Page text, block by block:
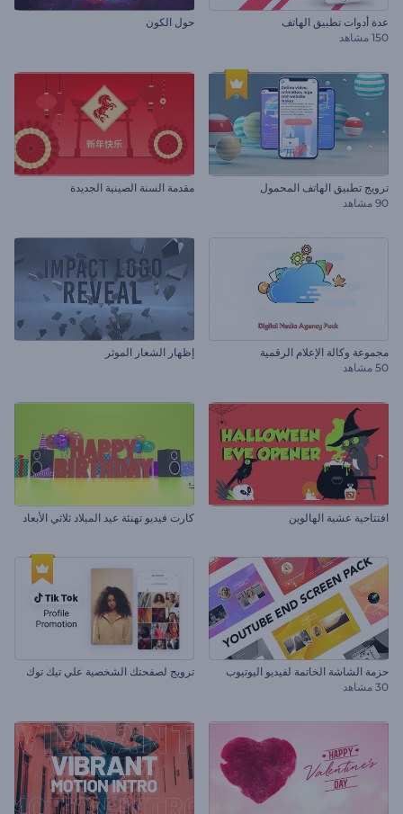
عدة أدوات تطبيق الهاتف
150 مشاهد
حول الكون
ترويج تطبيق الهاتف المحمول
90 مشاهد
مقدمة السنة الصينية الجديدة
مجموعة وكالة الإعلام الرقمية
50 مشاهد
إظهار الشعار الموثر
افتتاحية عشية الهالوين كارت فيديو تهنئة عيد الميلاد ثلاثي الأبعاد
حزمة الشاشة الخاتمة لفيديو اليوتيوب
30 مشاهد
ترويج لصفحتك الشخصية علي تيك توك